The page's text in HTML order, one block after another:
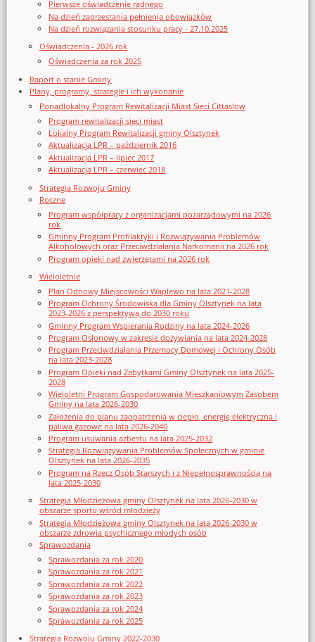
Pierwsze oświadczenie radnego
Na dzień zaprzestania pełnienia obowiązków
Na dzień rozwiązania stosunku pracy - 27.10.2025
Oświadczenia - 2026 rok
Oświadczenia za rok 2025
Raport o stanie Gminy
Plany, programy, strategie i ich wykonanie
Ponadlokalny Program Rewitalizacji Miast Sieci Cittaslow
Program rewitalizacji sieci miast
Lokalny Program Rewitalizacji gminy Olsztynek
Aktualizacja LPR – październik 2016
Aktualizacja LPR – lipiec 2017
Aktualizacja LPR – czerwiec 2018
Strategia Rozwoju Gminy
Roczne
Program współpracy z organizacjami pozarządowymi na 2026
rok
Gminny Program Profilaktyki i Rozwiązywania Problemów
Alkoholowych oraz Przeciwdziałania Narkomanii na 2026 rok
Program opieki nad zwierzętami na 2026 rok
Wieloletnie
Plan Odnowy Miejscowości Waplewo na lata 2021-2028
Program Ochrony Środowiska dla Gminy Olsztynek na lata
2023-2026 z perspektywą do 2030 roku
Gminny Program Wspierania Rodziny na lata 2024-2026
Program Osłonowy w zakresie dożywiania na lata 2024-2028
Program Przeciwdziałania Przemocy Domowej i Ochrony Osób
na lata 2023-2028
Program Opieki nad Zabytkami Gminy Olsztynek na lata 2025-
2028
Wieloletni Program Gospodarowania Mieszkaniowym Zasobem
Gminy na lata 2026-2030
Założenia do planu zaopatrzenia w ciepło, energię elektryczna i
paliwa gazowe na lata 2026-2040
Program usuwania azbestu na lata 2025-2032
Strategia Rozwiązywania Problemów Społecznych w gminie
Olsztynek na lata 2026-2035
Program na Rzecz Osób Starszych i z Niepełnosprawnością na
lata 2025-2030
Strategia Młodzieżowa gminy Olsztynek na lata 2026-2030 w
obszarze sportu wśród młodzieży
Strategia Młodzieżowa gminy Olsztynek na lata 2026-2030 w
obszarze zdrowia psychicznego młodych osób
Sprawozdania
Sprawozdania za rok 2020
Sprawozdania za rok 2021
Sprawozdania za rok 2022
Sprawozdania za rok 2023
Sprawozdania za rok 2024
Sprawozdania za rok 2025
Strategia Rozwoju Gminy 2022-2030